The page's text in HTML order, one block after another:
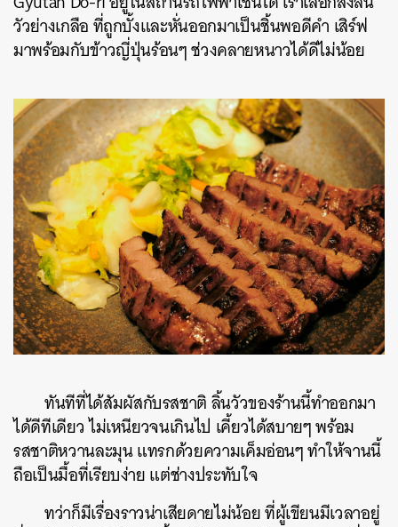
วัวย่างเกลือ ที่ถูกบั้งและหั่นออกมาเป็นชิ้นพอดีคำ เสิร์ฟ
มาพร้อมกับข้าวญี่ปุ่นร้อนๆ ช่วงคลายหนาวได้ดีไม่น้อย
ทันทีที่ได้สัมผัสกับรสชาติ ลิ้นวัวของร้านนี้ทำออกมา
ได้ดีทีเดียว ไม่เหนียวจนเกินไป เคี้ยวได้สบายๆ พร้อม
รสชาติหวานละมุน แทรกด้วยความเค็มอ่อนๆ ทำให้จานนี้
ถือเป็นมื้อที่เรียบง่าย แต่ช่างประทับใจ
ทว่าก็มีเรื่องราวน่าเสียดายไม่น้อย ที่ผู้เขียนมีเวลาอยู่